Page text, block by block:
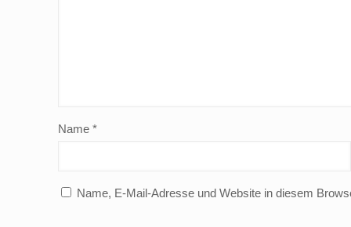
Name *
Name, E-Mail-Adresse und Website in diesem